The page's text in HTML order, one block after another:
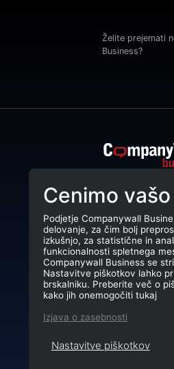
Želite prejemati
Business?
podjetjem
poslovanje z
strank.
CompanyWall
Cenimo
Podjetje Companywall
delovanje, za čim bolj
izkušnjo, za statistične in
funkcionalnosti spletnega
Companywall Business se
Nastavitve piškotkov lahko
brskalniku. Preberite več o
kako jih onemogočiti tukaj
Izjava o zasebnosti
Nastavitve piškotkov